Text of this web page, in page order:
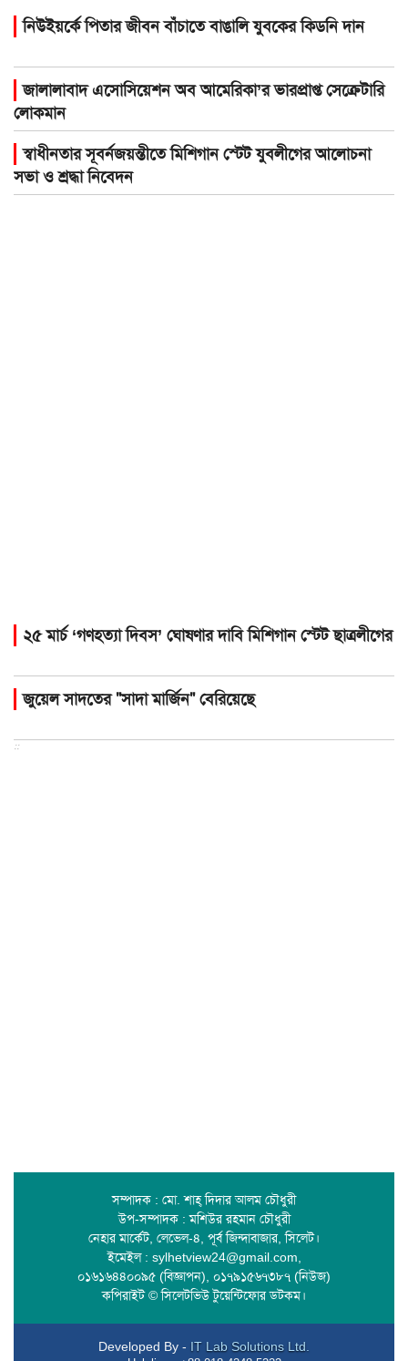
নিউইয়র্কে পিতার জীবন বাঁচাতে বাঙালি যুবকের কিডনি দান
জালালাবাদ এসোসিয়েশন অব আমেরিকা’র ভারপ্রাপ্ত সেক্রেটারি
লোকমান
স্বাধীনতার সূবর্নজয়ন্তীতে মিশিগান স্টেট যুবলীগের আলোচনা
সভা ও শ্রদ্ধা নিবেদন
২৫ মার্চ ‌‘গণহত্যা দিবস’ ঘোষণার দাবি মিশিগান স্টেট ছাত্রলীগের
জুয়েল সাদতের "সাদা মার্জিন" বেরিয়েছে
::
সম্পাদক : মো. শাহ্ দিদার আলম চৌধুরী
উপ-সম্পাদক : মশিউর রহমান চৌধুরী
নেহার মার্কেট, লেভেল-৪, পূর্ব জিন্দাবাজার, সিলেট।
ইমেইল : sylhetview24@gmail.com,
০১৬১৬৪৪০০৯৫ (বিজ্ঞাপন), ০১৭৯১৫৬৭৩৮৭ (নিউজ)
কপিরাইট © সিলেটভিউ টুয়েন্টিফোর ডটকম।
Developed By - IT Lab Solutions Ltd.